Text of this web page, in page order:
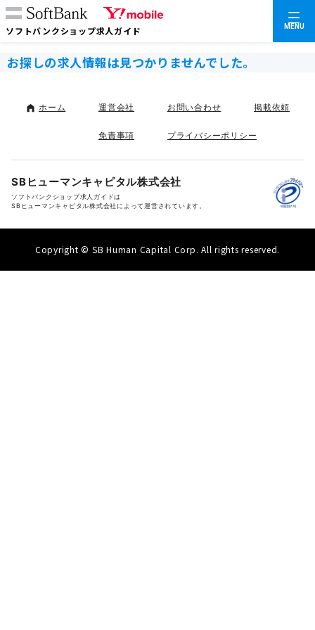
ソフトバンクショップ求人ガイド MENU
お探しの求人情報は見つかりませんでした。
ホーム 運営会社 お問い合わせ 掲載依頼
免責事項 プライバシーポリシー
SBヒューマンキャピタル株式会社
ソフトバンクショップ求人ガイドは
SBヒューマンキャピタル株式会社によって運営されています。
Copyright © SB Human Capital Corp. All rights reserved.